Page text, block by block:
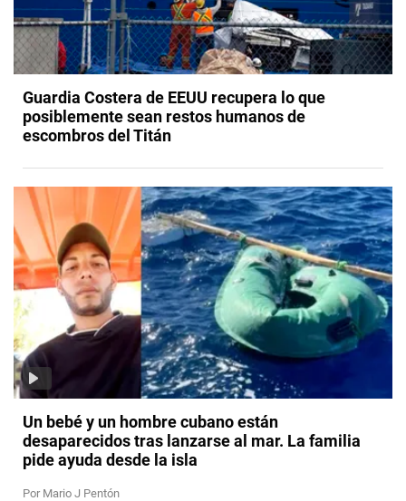
Guardia Costera de EEUU recupera lo que
posiblemente sean restos humanos de
escombros del Titán
Un bebé y un hombre cubano están
desaparecidos tras lanzarse al mar. La familia
pide ayuda desde la isla
Por Mario J Pentón